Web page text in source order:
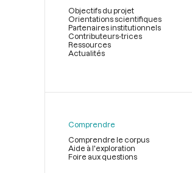
page
Objectifs du projet
Orientations scientifiques
Partenaires institutionnels
Contributeurs-trices
Ressources
Actualités
Comprendre
Comprendre le corpus
Aide à l'exploration
Foire aux questions